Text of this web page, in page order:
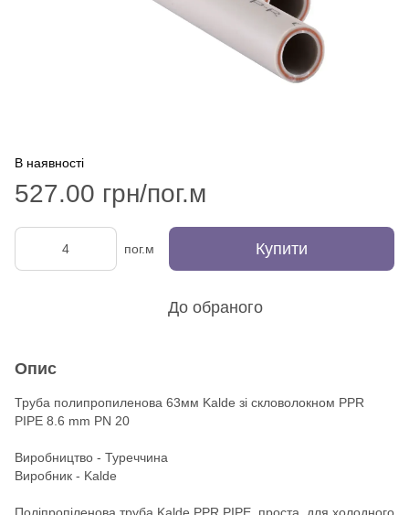
В наявності
527.00 грн/пог.м
пог.м Купити
До обраного
Опис
Труба полипропиленова 63мм Kalde зі скловолокном PPR
PIPE 8.6 mm PN 20
Виробництво - Туреччина
Виробник - Kalde
Поліпропіленова труба Kalde PPR PIPE, проста, для холодного